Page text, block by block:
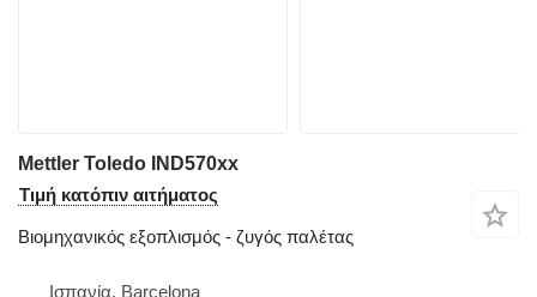
Mettler Toledo IND570xx
Τιμή κατόπιν αιτήματος
Βιομηχανικός εξοπλισμός - ζυγός παλέτας
Ισπανία, Barcelona